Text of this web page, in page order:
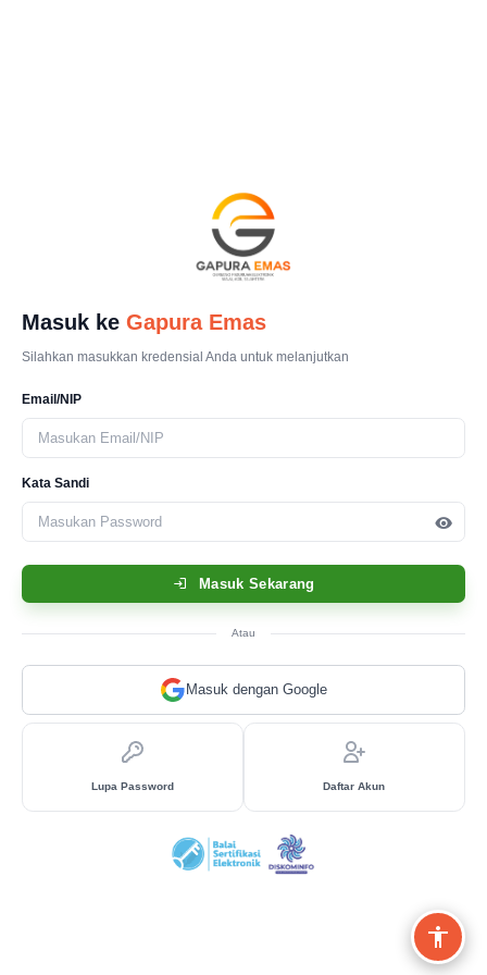
Masuk keGapura Emas
Silahkan masukkan kredensial Anda untuk melanjutkan
Email/NIP
Kata Sandi
Masuk Sekarang
Atau
Masuk dengan Google
Lupa Password Daftar Akun